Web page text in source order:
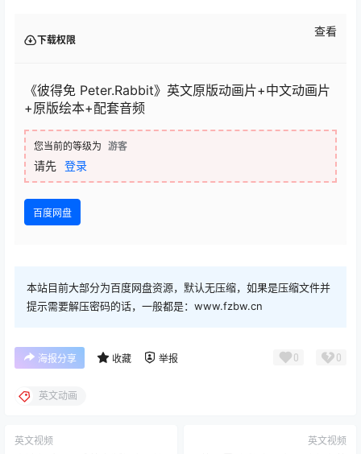
下载权限
查看
《彼得免 Peter.Rabbit》英文原版动画片+中文动画片
+原版绘本+配套音频
您当前的等级为 游客
请先 登录
百度网盘
本站目前大部分为百度网盘资源，默认无压缩，如果是压缩文件并
提示需要解压密码的话，一般都是：www.fzbw.cn
海报分享 收藏 举报 0 0
英文动画
英文视频 英文视频